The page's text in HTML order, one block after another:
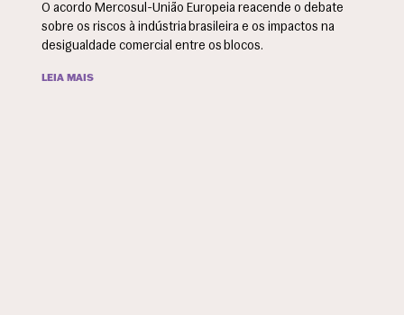
O acordo Mercosul-União Europeia reacende o debate
sobre os riscos à indústria brasileira e os impactos na
desigualdade comercial entre os blocos.
LEIA MAIS